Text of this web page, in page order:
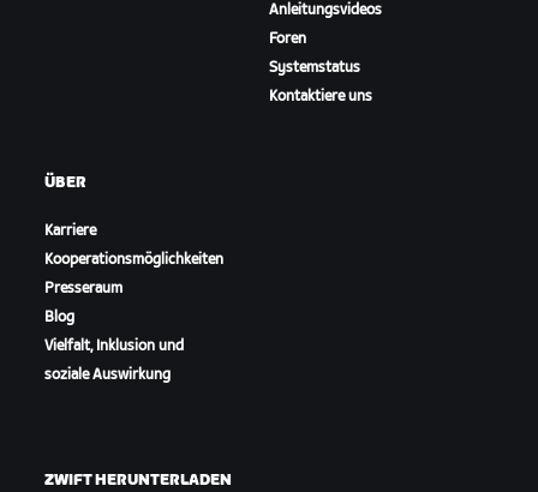
Anleitungsvideos
Foren
Systemstatus
Kontaktiere uns
ÜBER
Karriere
Kooperationsmöglichkeiten
Presseraum
Blog
Vielfalt, Inklusion und
soziale Auswirkung
ZWIFT HERUNTERLADEN